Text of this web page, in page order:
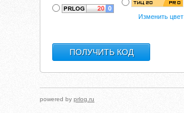
Изменить цвет
powered byprlog.ru